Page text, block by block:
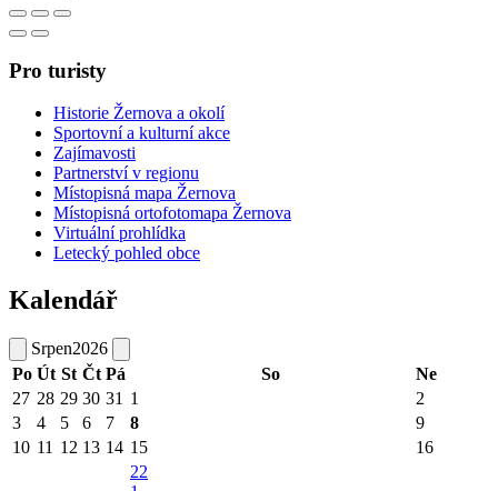
Pro turisty
Historie Žernova a okolí
Sportovní a kulturní akce
Zajímavosti
Partnerství v regionu
Místopisná mapa Žernova
Místopisná ortofotomapa Žernova
Virtuální prohlídka
Letecký pohled obce
Kalendář
Srpen2026
Po Út St Čt Pá So
Ne
27 28 29 30 31 1
2
3
4 5 6 7 8
9
10 11 12 13 14 15
16
22